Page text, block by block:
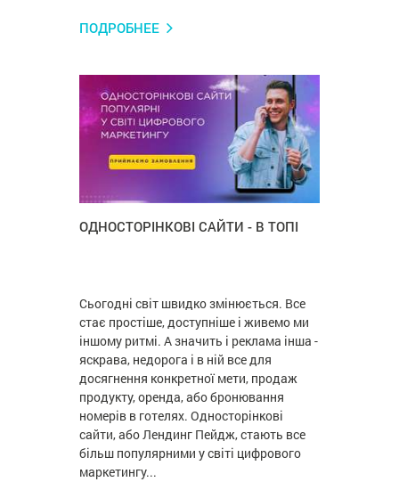
ПОДРОБНЕЕ
ОДНОСТОРІНКОВІ САЙТИ - В ТОПІ
Сьогодні світ швидко змінюється. Все
стає простіше, доступніше і живемо ми
іншому ритмі. А значить і реклама інша -
яскрава, недорога і в ній все для
досягнення конкретної мети, продаж
продукту, оренда, або бронювання
номерів в готелях. Односторінкові
сайти, або Лендинг Пейдж, стають все
більш популярними у світі цифрового
маркетингу...